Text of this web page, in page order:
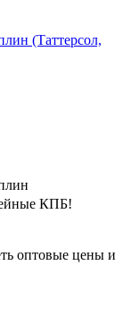
(Таттерсол,
КПБ!
оптовые цены и